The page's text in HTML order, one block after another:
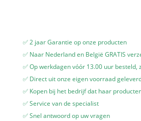
✅ 2 jaar Garantie op onze producten
✅ Naar Nederland en België GRATIS
✅ Op werkdagen vóór 13.00 uur besteld,
✅ Direct uit onze eigen voorraad
✅ Kopen bij het bedrijf dat haar
✅ Service van de specialist
✅ Snel antwoord op uw vragen